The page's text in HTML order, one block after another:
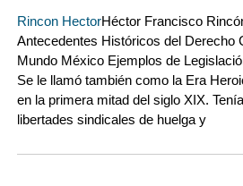
Rincon HectorHéctor Francisco
Antecedentes Históricos del Derecho
Mundo México Ejemplos de
Se le llamó también como la Era
en la primera mitad del siglo XIX.
libertades sindicales de huelga y